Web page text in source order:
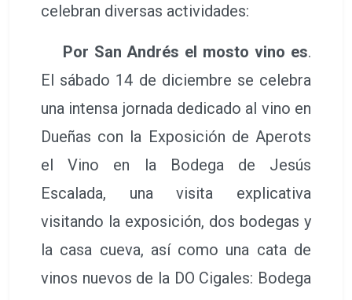
celebran diversas actividades:
Por San Andrés el mosto vino es.
El sábado 14 de diciembre se celebra
una intensa jornada dedicado al vino en
Dueñas con la Exposición de Aperots
el Vino en la Bodega de Jesús
Escalada, una visita explicativa
visitando la exposición, dos bodegas y
la casa cueva, así como una cata de
vinos nuevos de la DO Cigales: Bodega